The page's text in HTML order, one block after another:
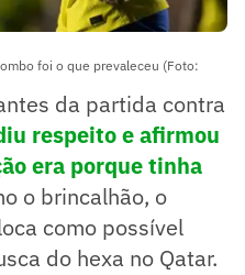
foi o que prevaleceu (Foto:
da partida contra
respeito e afirmou
era porque tinha
o brincalhão, o
como possível
do hexa no Qatar.